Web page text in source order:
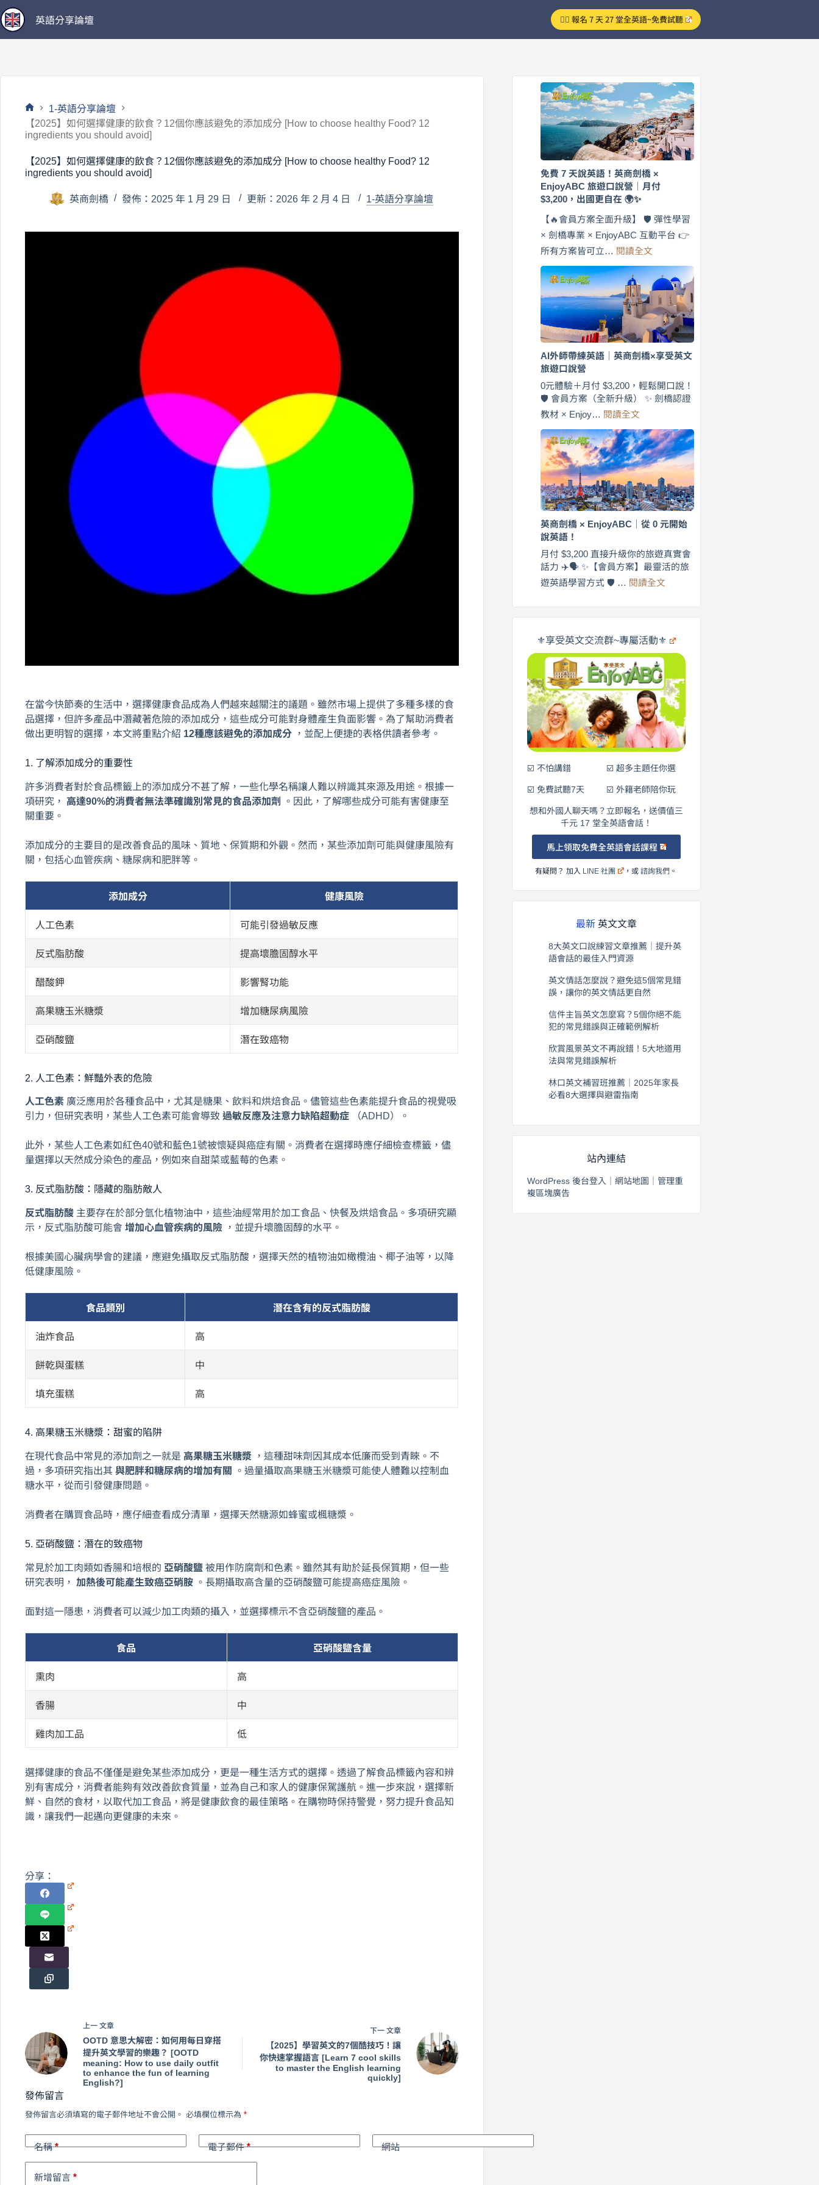
跳
至
主
英語分享論壇 👉🏻 報名 7 天 27 堂全英語~免費試聽
首
頁
1-英語分享論壇
【2025】如何選擇健康的飲食？12個你應該避免的添加成分 [How to choose healthy Food? 12
ingredients you should avoid]
【2025】如何選擇健康的飲食？12個你應該避免的添加成分 [How to choose healthy Food? 12
ingredients you should avoid]
英商劍橋 發佈：2025 年 1 月 29 日 更新：2026 年 2 月 4 日 1-英語分享論壇
在當今快節奏的生活中，選擇健康食品成為人們越來越關注的議題。雖然市場上提供了多種多樣的食
品選擇，但許多產品中潛藏著危險的添加成分，這些成分可能對身體產生負面影響。為了幫助消費者
做出更明智的選擇，本文將重點介紹 12種應該避免的添加成分 ，並配上便捷的表格供讀者參考。
1. 了解添加成分的重要性
許多消費者對於食品標籤上的添加成分不甚了解，一些化學名稱讓人難以辨識其來源及用途。根據一
項研究， 高達90%的消費者無法準確識別常見的食品添加劑
。因此，了解哪些成分可能有害健康至
關重要。
添加成分的主要目的是改善食品的風味、質地、保質期和外觀。然而，某些添加劑可能與健康風險有
關，包括心血管疾病、糖尿病和肥胖等。
添加成分 健康風險
人工色素 可能引發過敏反應
反式脂肪酸 提高壞膽固醇水平
醋酸鉀 影響腎功能
高果糖玉米糖漿 增加糖尿病風險
亞硝酸鹽 潛在致癌物
2. 人工色素：鮮豔外表的危險
人工色素 廣泛應用於各種食品中，尤其是糖果、飲料和烘焙食品。儘管這些色素能提升食品的視覺吸
引力，但研究表明，某些人工色素可能會導致 過敏反應及注意力缺陷超動症 （ADHD）。
此外，某些人工色素如紅色40號和藍色1號被懷疑與癌症有關。消費者在選擇時應仔細檢查標籤，儘
量選擇以天然成分染色的產品，例如來自甜菜或藍莓的色素。
3. 反式脂肪酸：隱藏的脂肪敵人
反式脂肪酸 主要存在於部分氫化植物油中，這些油經常用於加工食品、快餐及烘焙食品。多項研究顯
示，反式脂肪酸可能會 增加心血管疾病的風險 ，並提升壞膽固醇的水平。
根據美國心臟病學會的建議，應避免攝取反式脂肪酸，選擇天然的植物油如橄欖油、椰子油等，以降
低健康風險。
食品類別 潛在含有的反式脂肪酸
油炸食品 高
餅乾與蛋糕 中
填充蛋糕 高
4. 高果糖玉米糖漿：甜蜜的陷阱
在現代食品中常見的添加劑之一就是 高果糖玉米糖漿 ，這種甜味劑因其成本低廉而受到青睞。不
過，多項研究指出其 與肥胖和糖尿病的增加有關
。過量攝取高果糖玉米糖漿可能使人體難以控制血
糖水平，從而引發健康問題。
消費者在購買食品時，應仔細查看成分清單，選擇天然糖源如蜂蜜或楓糖漿。
5. 亞硝酸鹽：潛在的致癌物
常見於加工肉類如香腸和培根的 亞硝酸鹽 被用作防腐劑和色素。雖然其有助於延長保質期，但一些
研究表明， 加熱後可能產生致癌亞硝胺 。長期攝取高含量的亞硝酸鹽可能提高癌症風險。
面對這一隱患，消費者可以減少加工肉類的攝入，並選擇標示不含亞硝酸鹽的產品。
食品 亞硝酸鹽含量
熏肉 高
香腸 中
雞肉加工品 低
選擇健康的食品不僅僅是避免某些添加成分，更是一種生活方式的選擇。透過了解食品標籤內容和辨
別有害成分，消費者能夠有效改善飲食質量，並為自己和家人的健康保駕護航。進一步來說，選擇新
鮮、自然的食材，以取代加工食品，將是健康飲食的最佳策略。在購物時保持警覺，努力提升食品知
識，讓我們一起邁向更健康的未來。
分享：
上一 文章
OOTD 意思大解密：如何用每日穿搭
提升英文學習的樂趣？ [OOTD
meaning: How to use daily outfit
to enhance the fun of learning
English?]
下一 文章
【2025】學習英文的7個酷技巧！讓
你快速掌握語言 [Learn 7 cool skills
to master the English learning
quickly]
發佈留言
發佈留言必須填寫的電子郵件地址不會公開。 必填欄位標示為 *
名稱* 電子郵件* 網站
新增留言 *
免費 7 天說英語！英商劍橋 ×
EnjoyABC 旅遊口說營｜月付
$3,200，出國更自在 🌍✨
【🔥會員方案全面升級】 🛡️ 彈性學習
× 劍橋專業 × EnjoyABC 互動平台 👉
所有方案皆可立… 閱讀全文
費
7
天
說
英
語！
商
橋
×
EnjoyABC
遊
口
說
營
｜
月
付
$3,200，
更
自
在
✨
AI外師帶練英語｜英商劍橋×享受英文
旅遊口說營
0元體驗＋月付 $3,200，輕鬆開口說！
🛡️ 會員方案（全新升級） ✨ 劍橋認證
教材 × Enjoy… 閱讀全文
外
師
帶
練
英
語
｜
英
劍
橋
×
享
英
旅
遊
口
說
營
英商劍橋 × EnjoyABC｜從 0 元開始
說英語！
月付 $3,200 直接升級你的旅遊真實會
話力 ✈️🗣️ ✨【會員方案】最靈活的旅
遊英語學習方式 🛡️ … 閱讀全文
商
劍
×
EnjoyABC
0
元
開
始
說
英
語！
⚜️享受英文交流群~專屬活動⚜️
☑️ 不怕講錯
☑️ 免費試聽7天
☑️ 超多主題任你選
☑️ 外籍老師陪你玩
想和外國人聊天嗎？立即報名，送價值三
千元 17 堂全英語會話！
馬上領取免費全英語會話課程
有疑問？ 加入 LINE 社團 ，或諮詢我們 。
最新英文文章
8大英文口說練習文章推薦｜提升英
語會話的最佳入門資源
英文情話怎麼說？避免這5個常見錯
誤，讓你的英文情話更自然
信件主旨英文怎麼寫？5個你絕不能
犯的常見錯誤與正確範例解析
欣賞風景英文不再說錯！5大地道用
法與常見錯誤解析
林口英文補習班推薦｜2025年家長
必看8大選擇與避雷指南
站內連結
WordPress 後台登入 網站地圖
管理重
複區塊廣告